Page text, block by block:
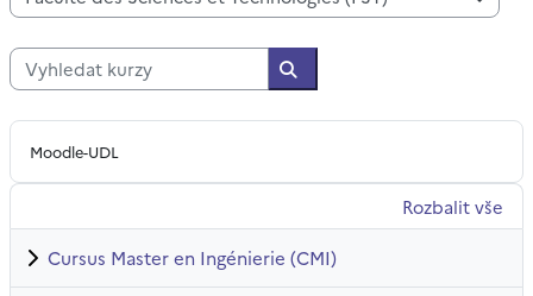
Kategorie kurzů
Vyhledat kurzy
Vyhledat kurzy
Moodle-UDL
Rozbalit vše
Cursus Master en Ingénierie (CMI)